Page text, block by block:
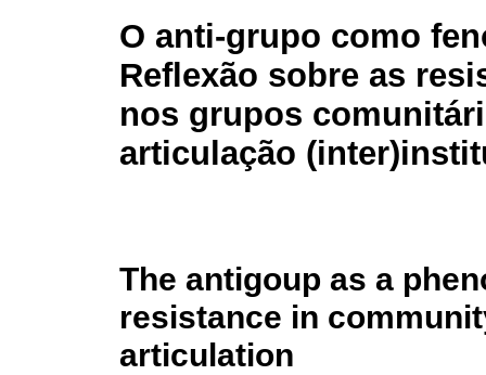
O anti-grupo como
Reflexão sobre as
nos grupos
articulação
The antigoup as a
resistance in
articulation